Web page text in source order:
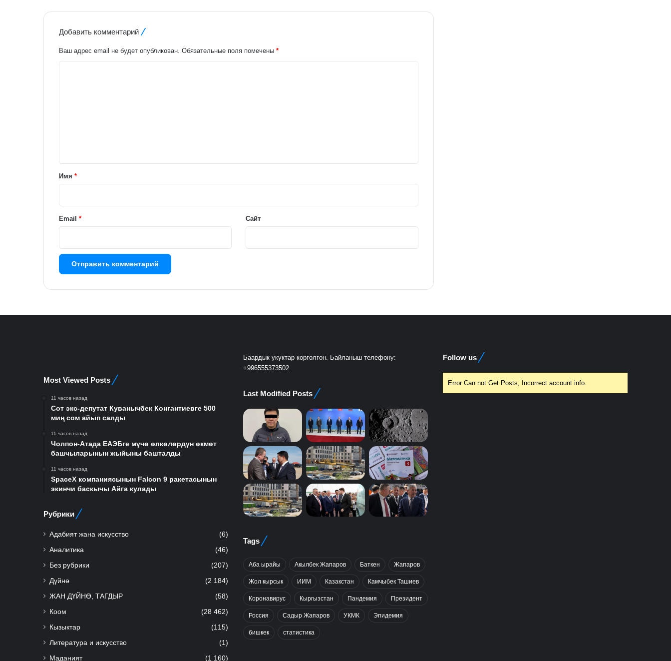
Добавить комментарий
Ваш адрес email не будет опубликован. Обязательные поля помечены *
а
и
й
Имя *
Email * Сайт
Most Viewed Posts
11 часов назад
Сот экс-депутат Куванычбек Конгантиевге 500
миң сом айып салды
11 часов назад
Чолпон-Атада ЕАЭБге мүчө өлкөлөрдүн өкмөт
башчыларынын жыйыны башталды
11 часов назад
SpaceX компаниясынын Falcon 9 ракетасынын
экинчи баскычы Айга кулады
Рубрики
Адабият жана искусство (6)
Аналитика (46)
Без рубрики (207)
Дүйнө (2 184)
ЖАН ДҮЙНӨ, ТАГДЫР (58)
Коом (28 462)
Кызыктар (115)
Литература и искусство (1)
Маданият (1 160)
Баардык укуктар корголгон. Байланыш телефону:
+996555373502
Last Modified Posts
Tags
Аба ырайы Акылбек Жапаров Баткен Жапаров
Жол кырсык ИИМ Казакстан Камчыбек Ташиев
Коронавирус Кыргызстан Пандемия Президент
Россия Садыр Жапаров УКМК Эпидемия
бишкек статистика
Follow us
Error Can not Get Posts, Incorrect account info.